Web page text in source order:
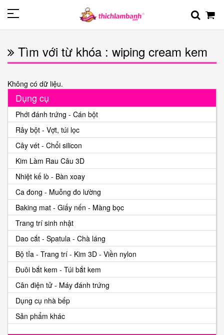
Tìm với từ khóa : wiping cream kem
Không có dữ liệu.
Dụng cụ
Phới đánh trứng - Cán bột
Rây bột - Vợt, túi lọc
Cây vét - Chổi silicon
Kim Làm Rau Câu 3D
Nhiệt kế lò - Bàn xoay
Ca đong - Muỗng đo lường
Baking mat - Giấy nến - Màng bọc
Trang trí sinh nhật
Dao cắt - Spatula - Chà láng
Bộ tỉa - Trang trí - Kim 3D - Viền nylon
Đuôi bắt kem - Túi bắt kem
Cân điện tử - Máy đánh trứng
Dụng cụ nhà bếp
Sản phẩm khác